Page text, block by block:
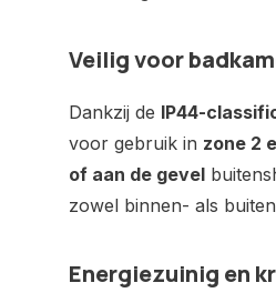
Veilig voor
Dankzij de IP44-
voor gebruik in zone 2
of aan de gevel
zowel binnen- als
Energiezuinig en